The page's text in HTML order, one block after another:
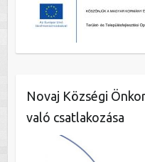
Novaj Községi
való csatlakozása